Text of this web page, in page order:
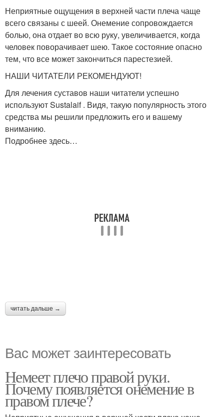
Неприятные ощущения в верхней части плеча чаще
всего связаны с шеей. Онемение сопровождается
болью, она отдает во всю руку, увеличивается, когда
человек поворачивает шею. Такое состояние опасно
тем, что все может закончиться парестезией.
НАШИ ЧИТАТЕЛИ РЕКОМЕНДУЮТ!
Для лечения суставов наши читатели успешно
используют Sustalaif . Видя, такую популярность этого
средства мы решили предложить его и вашему
вниманию.
Подробнее здесь…
читать дальше →
Вас может заинтересовать
Немеет плечо правой руки.
Почему появляется онемение в
правом плече?